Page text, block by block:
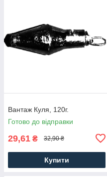
Вантаж Куля, 120г.
Готово до відправки
29,61 ₴ 32,90 ₴
Купити